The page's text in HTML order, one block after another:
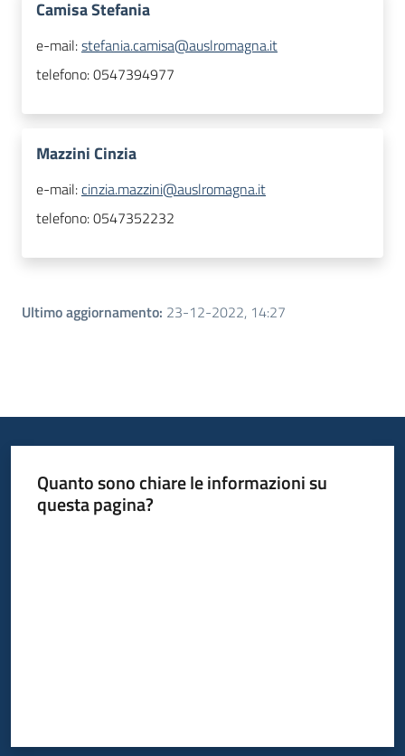
Camisa Stefania
e-mail:stefania.camisa@auslromagna.it
telefono:0547394977
Mazzini Cinzia
e-mail:cinzia.mazzini@auslromagna.it
telefono:0547352232
Ultimo aggiornamento: 23-12-2022, 14:27
Quanto sono chiare le informazioni su
questa pagina?